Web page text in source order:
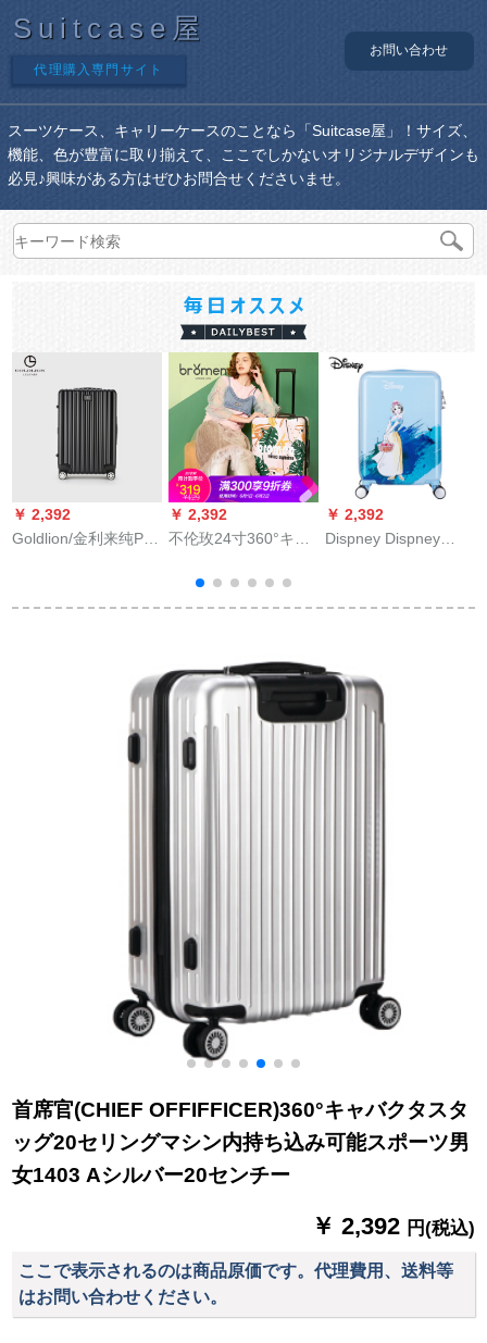
Suitcase屋
代理購入専門サイト
お問い合わせ
スーツケース、キャリーケースのことなら「Suitcase屋」！サイズ、
機能、色が豊富に取り揃えて、ここでしかないオリジナルデザインも
必見♪興味がある方はぜひお問合せくださいませ。
￥ 2,392
Goldlion/金利来纯PC
箱男スネーク女性搭
￥ 2,392
不伦玫24寸360°キャ
ーツスポーツスポー
ツツツ女性の个性的
ーツスポーツスポー
ツスポーツスポーツ
スポーツ学生の旅行
箱を搭载していま
庭の棕櫚の叶は20寸
￥ 2,392
Dispney Dispney
スポーツ女性旅行箱
行箱水墨白雪姫20セ
ス青DSGZ-1100-
1020
首席官(CHIEF OFFIFFICER)360°キャバクタスタ
ッグ20セリングマシン内持ち込み可能スポーツ男
女1403 Aシルバー20センチー
￥ 2,392 円(税込)
ここで表示されるのは商品原価です。代理費用、送料等
はお問い合わせください。